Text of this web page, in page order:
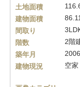
土地面積
建物面積
間取り
階数
2階
築年月
建物現況
空家